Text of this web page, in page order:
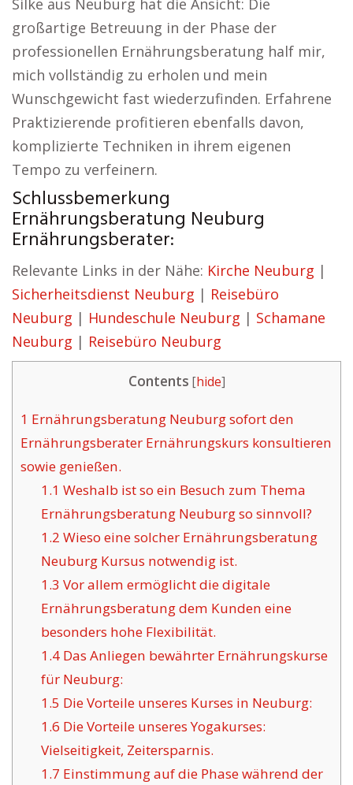
Silke aus Neuburg hat die Ansicht: Die
großartige Betreuung in der Phase der
professionellen Ernährungsberatung half mir,
mich vollständig zu erholen und mein
Wunschgewicht fast wiederzufinden. Erfahrene
Praktizierende profitieren ebenfalls davon,
komplizierte Techniken in ihrem eigenen
Tempo zu verfeinern.
Schlussbemerkung
Ernährungsberatung Neuburg
Ernährungsberater:
Relevante Links in der Nähe: Kirche Neuburg |
Sicherheitsdienst Neuburg | Reisebüro
Neuburg | Hundeschule Neuburg | Schamane
Neuburg | Reisebüro Neuburg
Contents [hide]
1 Ernährungsberatung Neuburg sofort den
Ernährungsberater Ernährungskurs konsultieren
sowie genießen.
1.1 Weshalb ist so ein Besuch zum Thema
Ernährungsberatung Neuburg so sinnvoll?
1.2 Wieso eine solcher Ernährungsberatung
Neuburg Kursus notwendig ist.
1.3 Vor allem ermöglicht die digitale
Ernährungsberatung dem Kunden eine
besonders hohe Flexibilität.
1.4Das Anliegen bewährter Ernährungskurse
für Neuburg:
1.5 Die Vorteile unseres Kurses in Neuburg:
1.6 Die Vorteile unseres Yogakurses:
Vielseitigkeit, Zeitersparnis.
1.7 Einstimmung auf die Phase während der